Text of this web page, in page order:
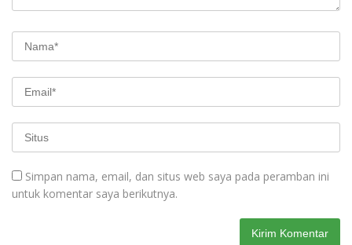
Simpan nama, email, dan situs web saya pada peramban ini
untuk komentar saya berikutnya.